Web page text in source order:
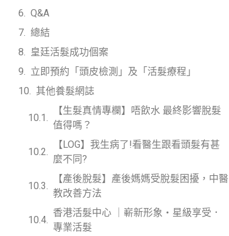
Q&A
總結
皇廷活髮成功個案
立即預約「頭皮檢測」及「活髮療程」
其他養髮網誌
【生髮真情專欄】唔飲水 最終影響脫髮
值得嗎？
【LOG】我生病了!看醫生跟看頭髮有甚
麼不同?
【產後脫髮】產後媽媽受脫髮困擾，中醫
教改善方法
香港活髮中心 ｜嶄新形象・星級享受．
專業活髮